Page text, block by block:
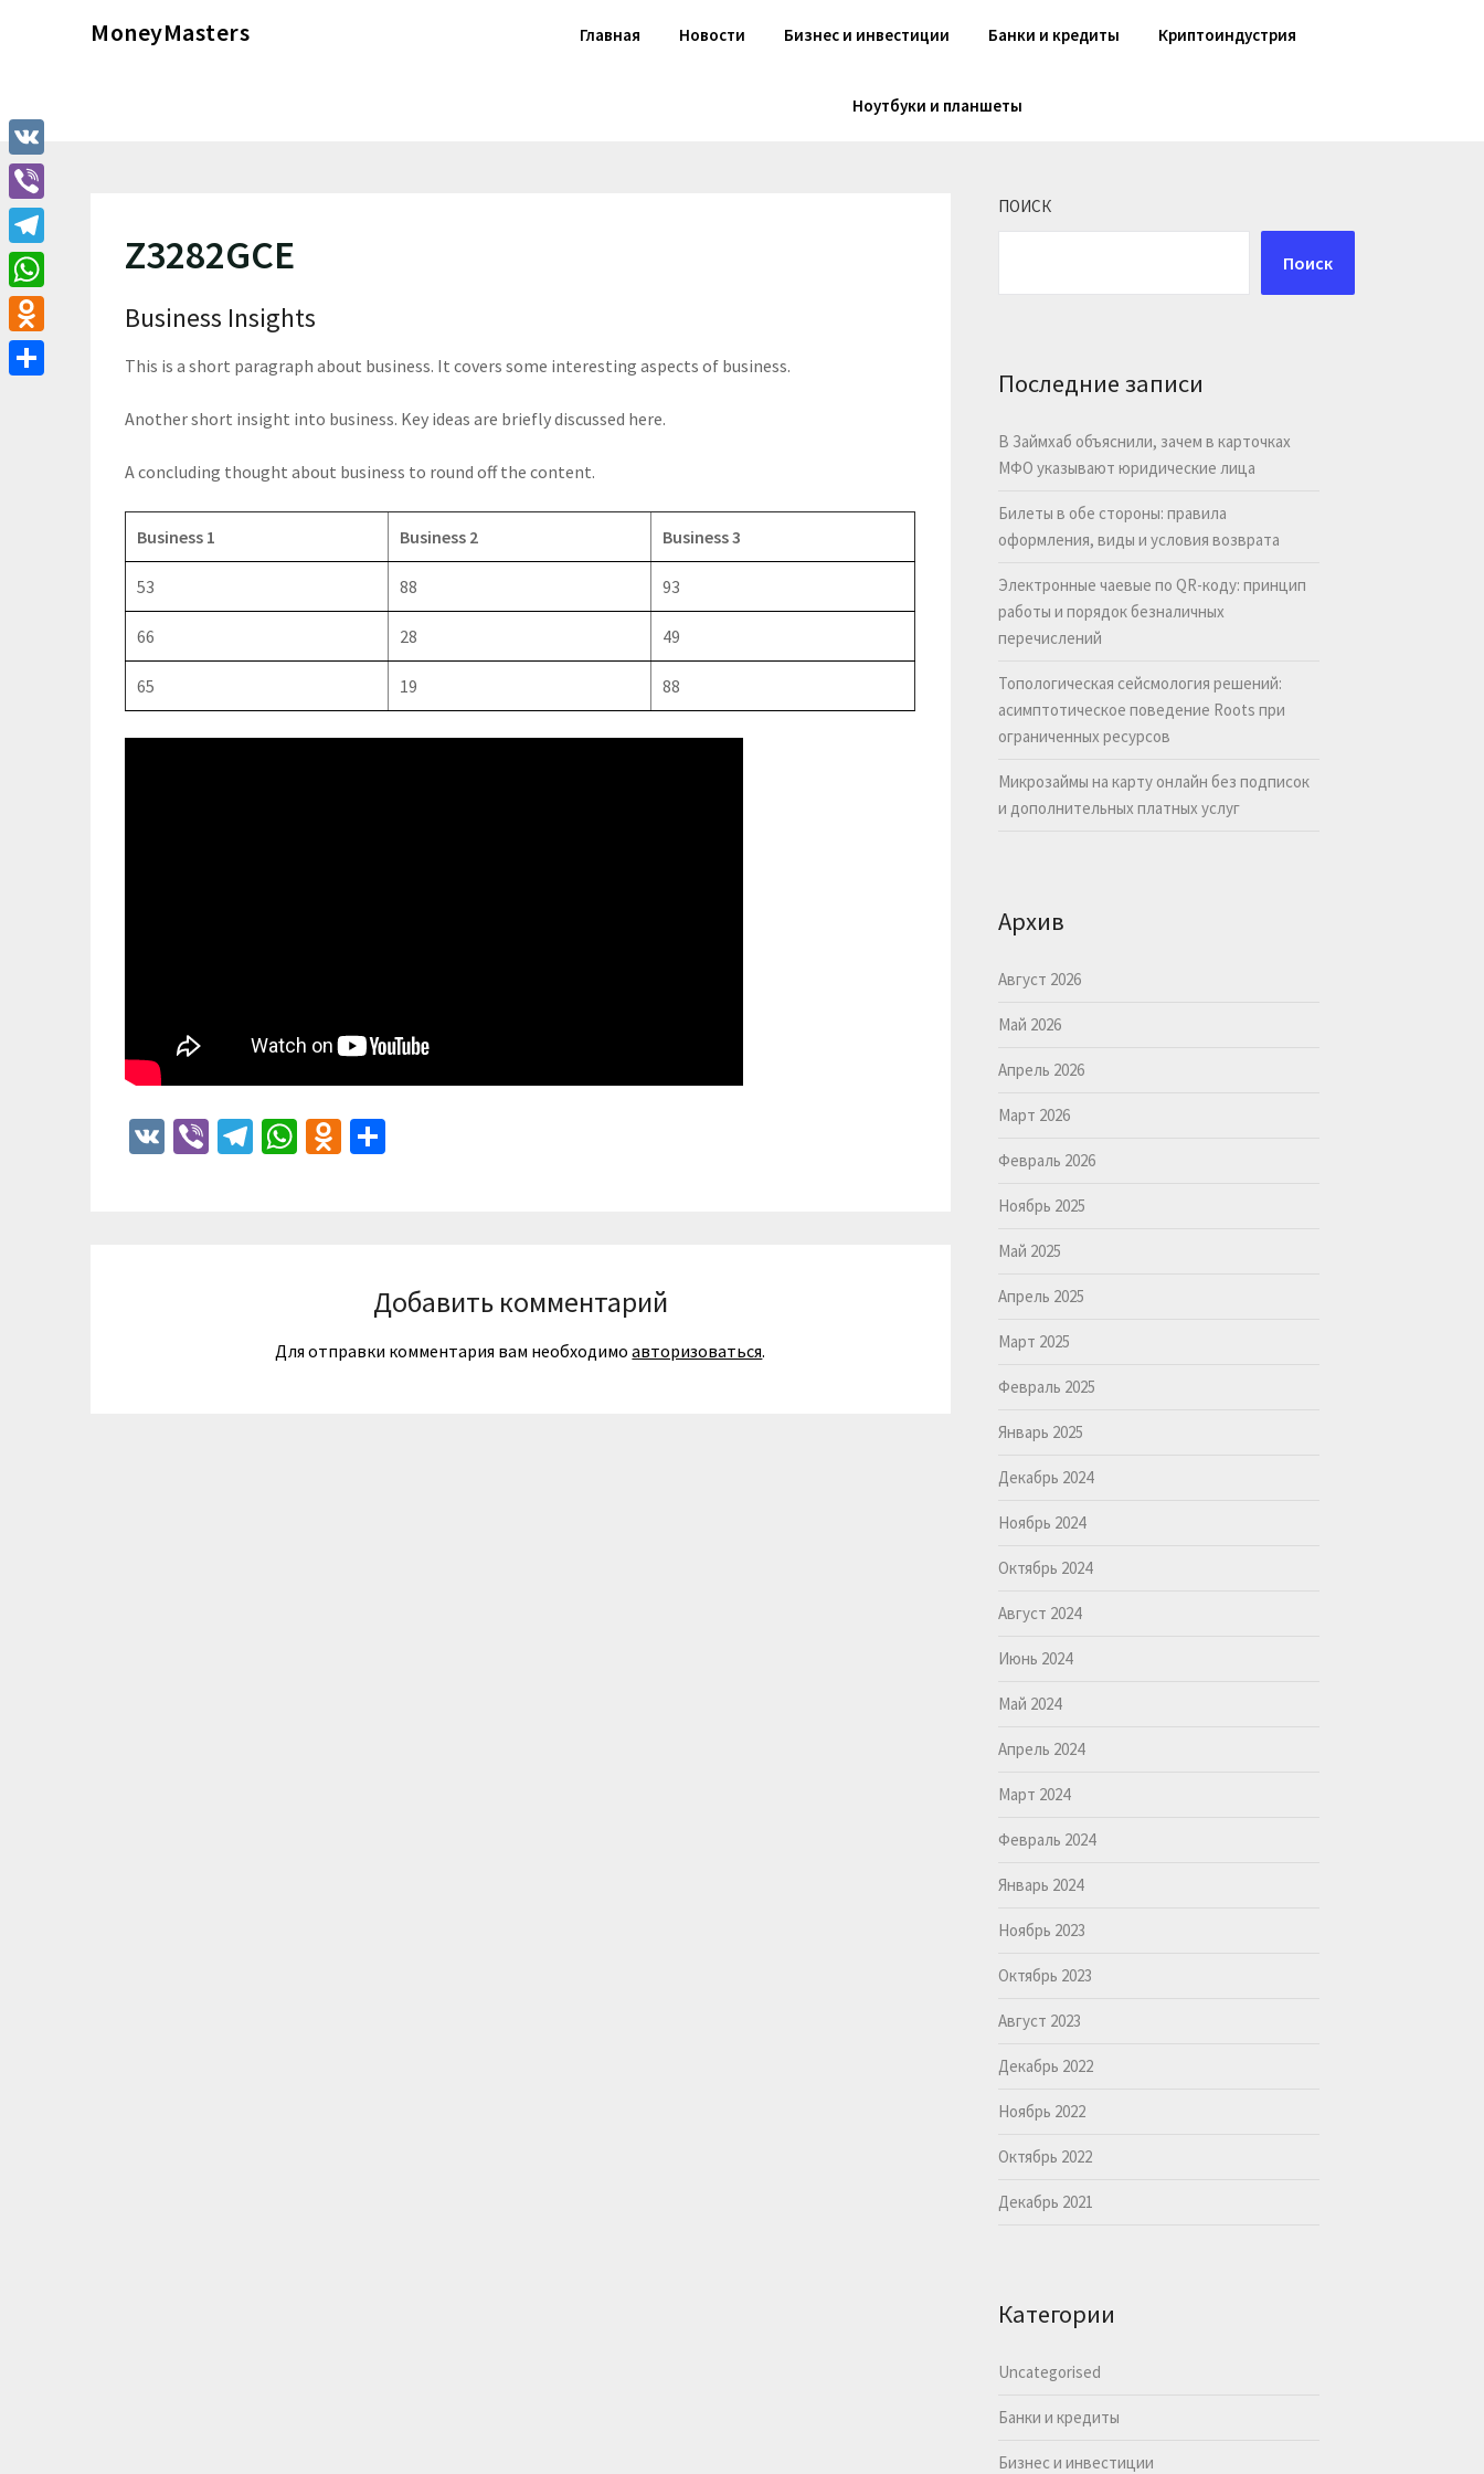
MoneyMasters Главная Новости Бизнес и инвестиции Банки и кредиты Криптоиндустрия
Ноутбуки и планшеты
Z3282GCE
Business Insights
This is a short paragraph about business. It covers some interesting aspects of business.
Another short insight into business. Key ideas are briefly discussed here.
A concluding thought about business to round off the content.
Business 1 Business 2 Business 3
53 88 93
66 28 49
65 19 88
VK ViberTelegram
WhatsApp
Odnoklassniki
Добавить комментарий
Для отправки комментария вам необходимоавторизоваться.
ПОИСК
Поиск
Последние записи
В Займхаб объяснили, зачем в карточках
МФО указывают юридические лица
Билеты в обе стороны: правила
оформления, виды и условия возврата
Электронные чаевые по QR-коду: принцип
работы и порядок безналичных
перечислений
Топологическая сейсмология решений:
асимптотическое поведение Roots при
ограниченных ресурсов
Микрозаймы на карту онлайн без подписок
и дополнительных платных услуг
Архив
Август 2026
Май 2026
Апрель 2026
Март 2026
Февраль 2026
Ноябрь 2025
Май 2025
Апрель 2025
Март 2025
Февраль 2025
Январь 2025
Декабрь 2024
Ноябрь 2024
Октябрь 2024
Август 2024
Июнь 2024
Май 2024
Апрель 2024
Март 2024
Февраль 2024
Январь 2024
Ноябрь 2023
Октябрь 2023
Август 2023
Декабрь 2022
Ноябрь 2022
Октябрь 2022
Декабрь 2021
Категории
Uncategorised
Банки и кредиты
Бизнес и инвестиции
VK
Viber
Telegram
WhatsApp
Odnoklassniki